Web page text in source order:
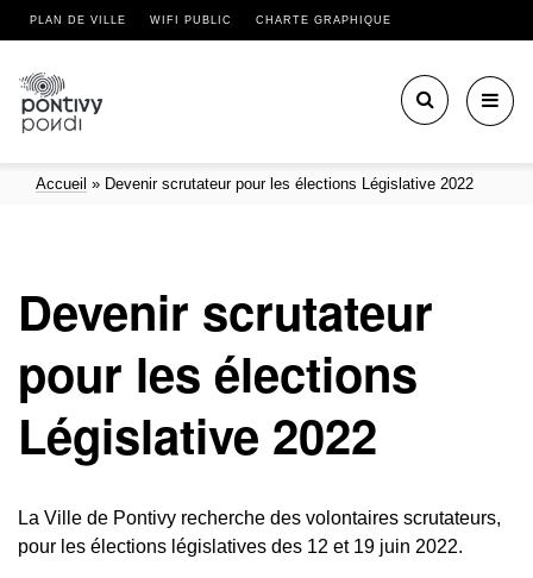
PLAN DE VILLE WIFI PUBLIC CHARTE GRAPHIQUE
Accueil » Devenir scrutateur pour les élections Législative 2022
Devenir scrutateur
pour les élections
Législative 2022
La Ville de Pontivy recherche des volontaires scrutateurs,
pour les élections législatives des 12 et 19 juin 2022.